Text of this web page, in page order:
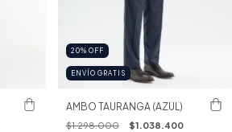
20% OFF
ENVÍO GRATIS
AMBO TAURANGA (AZUL)
$1.298.000 $1.038.400